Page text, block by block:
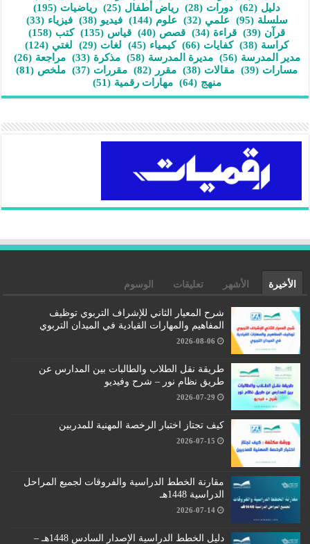
دليل (62) دورات (28) رياض أطفال (25) رياضيات (195)
سلسلة (95) علمي (32) علوم (144) فيديو (38) فيزياء (33)
قرآن (39) قراءة (34) قصص (40) قياس (135) كتب (158)
كراسة (38) كفايات (66) كيمياء (45) لغات (29) لغتي (124)
مدير المدرسة (56) مديرة المدرسة (58) مذكرة (33) مراجعة (26)
مسارات (39) مقالات (38) مقرر (82) مقررات (37) ملخص (81)
منهج (64) مهارات رقمية (51)
الأخيرة الأشهر تعليقات الوسوم
شرح المعيار الثاني للإشراف التربوي توظيف
المفاهيم والمهارات القيادية في الميدان التربوي
2026-08-06
طريقة نقل الطلاب والطالبات بين المدارس عن
طريق نظام نور – شرح وفيديو
2026-07-29
كيف تجتاز اختبار الرخصة المهنية للمدربين
2026-07-15
مقارنة الخطط الدراسية والفروقات لجميع المراحل
الدراسية 1448هـ
2026-07-14
دليل الخطط الدراسية الإصدار السادس 1448هـ –